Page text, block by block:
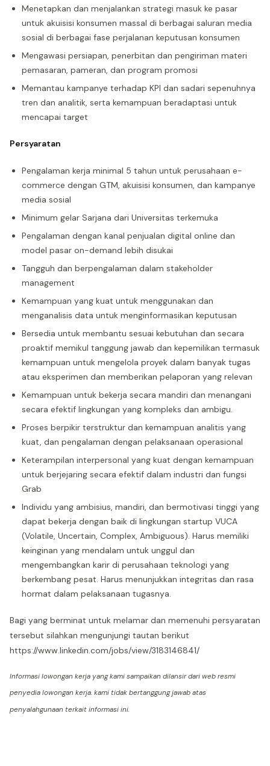
Menetapkan dan menjalankan strategi masuk ke pasar
untuk akuisisi konsumen massal di berbagai saluran media
sosial di berbagai fase perjalanan keputusan konsumen
Mengawasi persiapan, penerbitan dan pengiriman materi
pemasaran, pameran, dan program promosi
Memantau kampanye terhadap KPI dan sadari sepenuhnya
tren dan analitik, serta kemampuan beradaptasi untuk
mencapai target
Persyaratan
Pengalaman kerja minimal 5 tahun untuk perusahaan e-
commerce dengan GTM, akuisisi konsumen, dan kampanye
media sosial
Minimum gelar Sarjana dari Universitas terkemuka
Pengalaman dengan kanal penjualan digital online dan
model pasar on-demand lebih disukai
Tangguh dan berpengalaman dalam stakeholder
management
Kemampuan yang kuat untuk menggunakan dan
menganalisis data untuk menginformasikan keputusan
Bersedia untuk membantu sesuai kebutuhan dan secara
proaktif memikul tanggung jawab dan kepemilikan termasuk
kemampuan untuk mengelola proyek dalam banyak tugas
atau eksperimen dan memberikan pelaporan yang relevan
Kemampuan untuk bekerja secara mandiri dan menangani
secara efektif lingkungan yang kompleks dan ambigu.
Proses berpikir terstruktur dan kemampuan analitis yang
kuat, dan pengalaman dengan pelaksanaan operasional
Keterampilan interpersonal yang kuat dengan kemampuan
untuk berjejaring secara efektif dalam industri dan fungsi
Grab
Individu yang ambisius, mandiri, dan bermotivasi tinggi yang
dapat bekerja dengan baik di lingkungan startup VUCA
(Volatile, Uncertain, Complex, Ambiguous). Harus memiliki
keinginan yang mendalam untuk unggul dan
mengembangkan karir di perusahaan teknologi yang
berkembang pesat. Harus menunjukkan integritas dan rasa
hormat dalam pelaksanaan tugasnya.
Bagi yang berminat untuk melamar dan memenuhi persyaratan
tersebut silahkan mengunjungi tautan berikut
https://www.linkedin.com/jobs/view/3183146841/
Informasi lowongan kerja yang kami sampaikan dilansir dari web resmi
penyedia lowongan kerja. kami tidak bertanggung jawab atas
penyalahgunaan terkait informasi ini.